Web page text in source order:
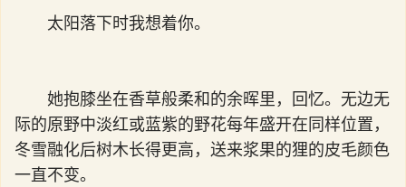
太阳落下时我想着你。
她抱膝坐在香草般柔和的余晖里，回忆。无边无
际的原野中淡红或蓝紫的野花每年盛开在同样位置，
冬雪融化后树木长得更高，送来浆果的狸的皮毛颜色
一直不变。